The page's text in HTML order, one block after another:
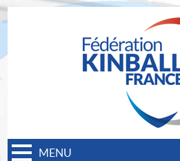
MENU